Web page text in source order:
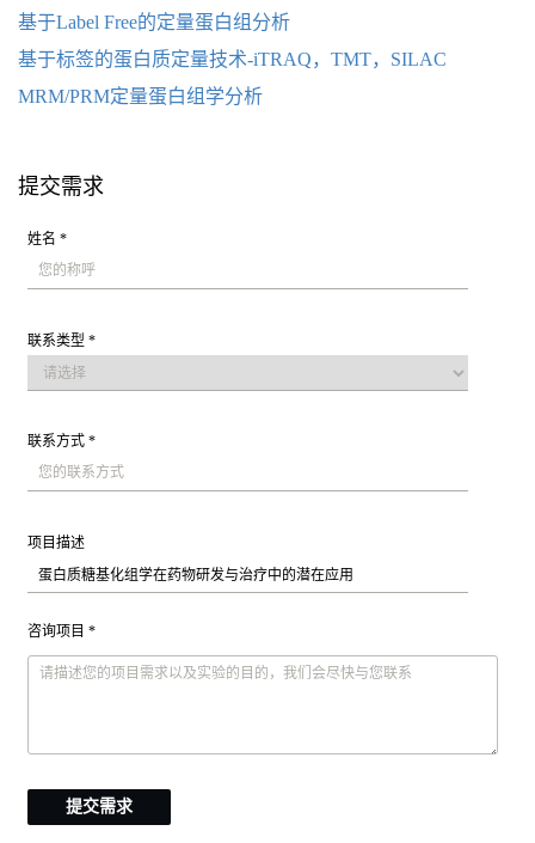
基于Label Free的定量蛋白组分析
基于标签的蛋白质定量技术-iTRAQ，TMT，SILAC
MRM/PRM定量蛋白组学分析
提交需求
姓名 *
联系类型 *
联系方式 *
项目描述
咨询项目 *
提交需求